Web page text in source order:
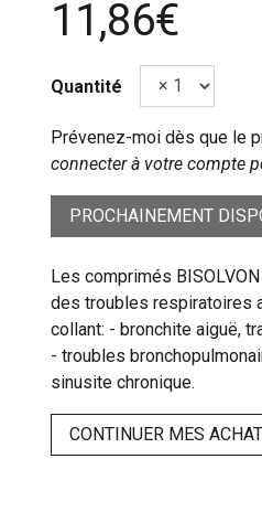
11,86€
Quantité
Prévenez-moi dès que le
connecter à votre compte
PROCHAINEMENT
Les comprimés
des troubles respiratoires
collant: - bronchite aiguë,
- troubles
sinusite chronique.
CONTINUER MES